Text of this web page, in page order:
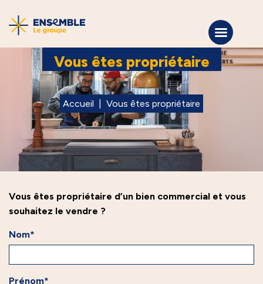
Vous êtes propriétaire
Accueil Vous êtes propriétaire
Vous êtes propriétaire d’un bien commercial et vous
souhaitez le vendre ?
Nom*
Prénom*